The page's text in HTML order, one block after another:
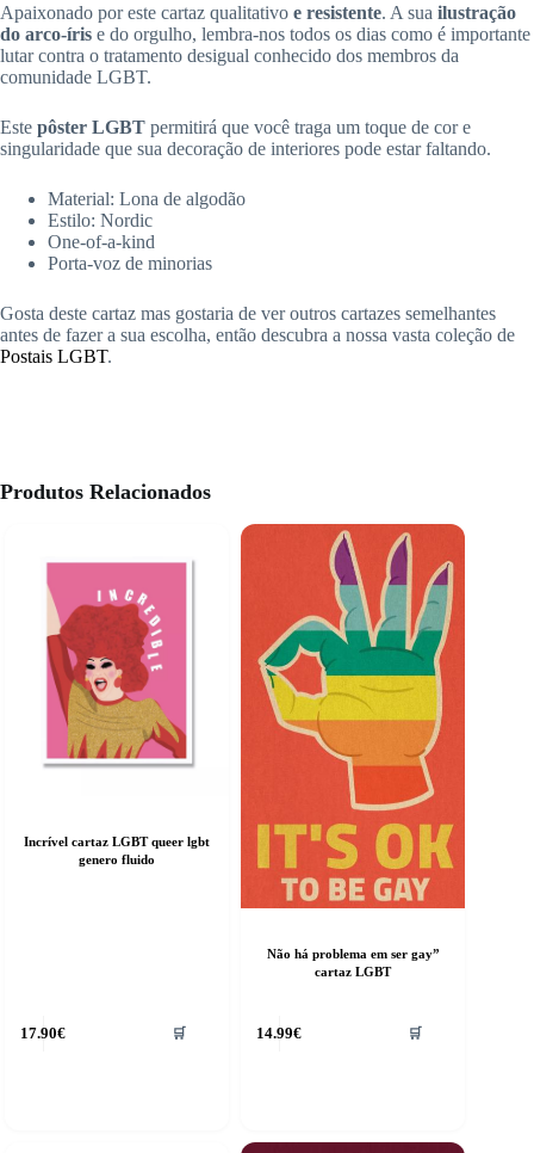
Apaixonado por este cartaz qualitativo e resistente. A sua ilustração
do arco-íris e do orgulho, lembra-nos todos os dias como é importante
lutar contra o tratamento desigual conhecido dos membros da
comunidade LGBT.
Este pôster LGBT permitirá que você traga um toque de cor e
singularidade que sua decoração de interiores pode estar faltando.
Material: Lona de algodão
Estilo: Nordic
One-of-a-kind
Porta-voz de minorias
Gosta deste cartaz mas gostaria de ver outros cartazes semelhantes
antes de fazer a sua escolha, então descubra a nossa vasta coleção de
Postais LGBT.
Produtos Relacionados
Incrível cartaz LGBT queer lgbt
genero fluido
17.90€ 🛒
Não há problema em ser gay”
cartaz LGBT
14.99€ 🛒